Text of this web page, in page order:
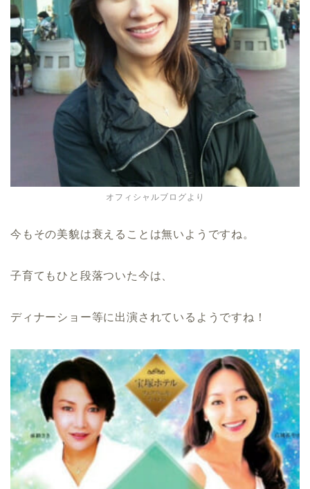
オフィシャルブログより
今もその美貌は衰えることは無いようですね。
子育てもひと段落ついた今は、
ディナーショー等に出演されているようですね！